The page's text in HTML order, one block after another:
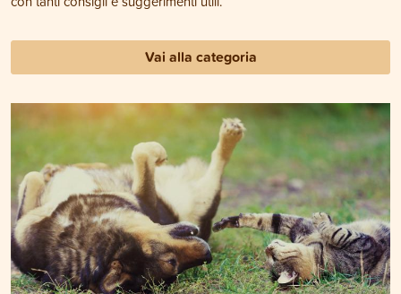
Vai alla categoria